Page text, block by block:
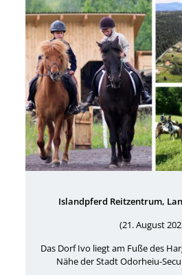
Islandpferd Reitzentrum,
(21. August
Das Dorf Ivo liegt am Fuße des
Nähe der Stadt Odorheiu-